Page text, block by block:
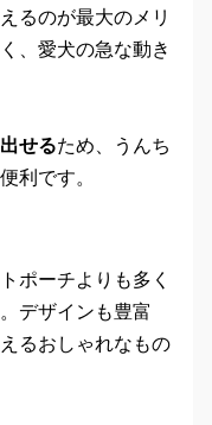
るのが最大のメリ
、愛犬の急な動き
せるため、うんち
利です。
ポーチよりも多く
デザインも豊富
るおしゃれなもの